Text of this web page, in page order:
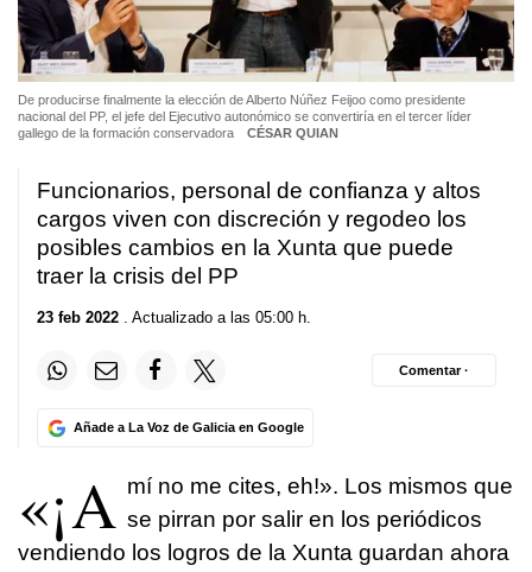
De producirse finalmente la elección de Alberto Núñez Feijoo como presidente
nacional del PP, el jefe del Ejecutivo autonómico se convertiría en el tercer líder
gallego de la formación conservadora
CÉSAR QUIAN
Funcionarios, personal de confianza y altos
cargos viven con discreción y regodeo los
posibles cambios en la Xunta que puede
traer la crisis del PP
23 feb 2022 . Actualizado a las 05:00 h.
Añade a La Voz de Galicia en Google
Comentar ·
«¡A mí no me cites, eh!». Los mismos que
se pirran por salir en los periódicos
vendiendo los logros de la Xunta guardan ahora